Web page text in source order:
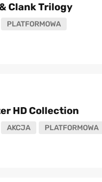
Clank Trilogy
PLATFORMOWA
HD Collection
AKCJA PLATFORMOWA